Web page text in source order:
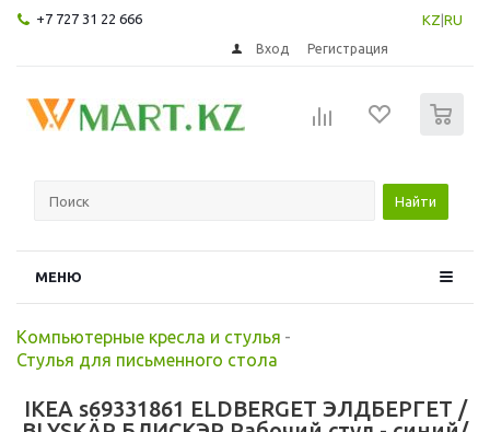
+7 727 31 22 666 KZ RU
Вход Регистрация
Найти
МЕНЮ
Компьютерные кресла и стулья -
Стулья для письменного стола
IKEA s69331861 ELDBERGET ЭЛДБЕРГЕТ /